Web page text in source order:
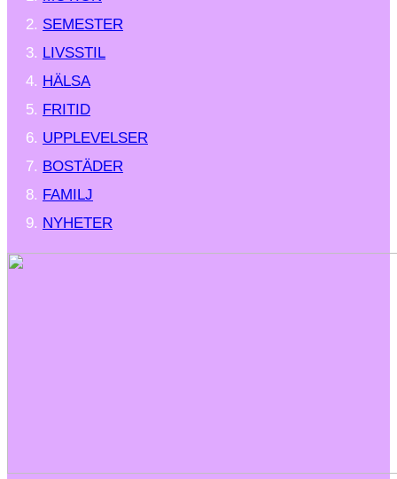
SEMESTER
LIVSSTIL
HÄLSA
FRITID
UPPLEVELSER
BOSTÄDER
FAMILJ
NYHETER